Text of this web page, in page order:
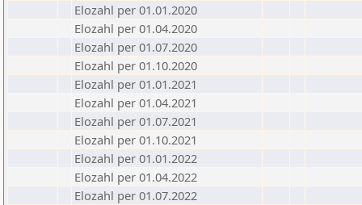
Elozahl per 01.01.2020
Elozahl per 01.04.2020
Elozahl per 01.07.2020
Elozahl per 01.10.2020
Elozahl per 01.01.2021
Elozahl per 01.04.2021
Elozahl per 01.07.2021
Elozahl per 01.10.2021
Elozahl per 01.01.2022
Elozahl per 01.04.2022
Elozahl per 01.07.2022